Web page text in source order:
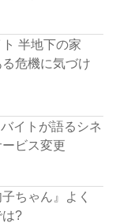
ト 半地下の家
危機に気づけ
イトが語るシネ
ビス変更
ちゃん』よく
は?